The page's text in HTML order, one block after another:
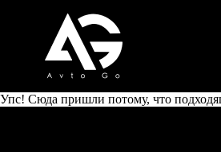
Упс! Сюда пришли потому, что